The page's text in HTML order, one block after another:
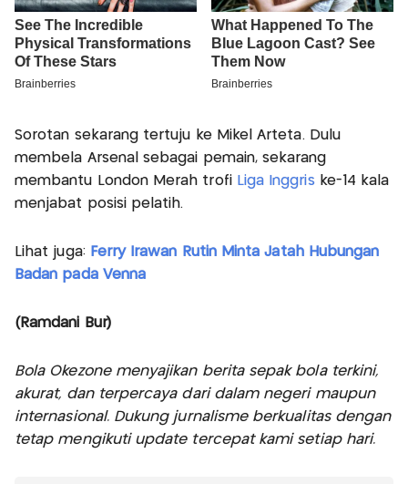
Sorotan sekarang tertuju ke Mikel Arteta. Dulu
membela Arsenal sebagai pemain, sekarang
membantu London Merah trofi Liga Inggris ke-14 kala
menjabat posisi pelatih.
Lihat juga: Ferry Irawan Rutin Minta Jatah Hubungan
Badan pada Venna
(Ramdani Bur)
Bola Okezone menyajikan berita sepak bola terkini,
akurat, dan terpercaya dari dalam negeri maupun
internasional. Dukung jurnalisme berkualitas dengan
tetap mengikuti update tercepat kami setiap hari.